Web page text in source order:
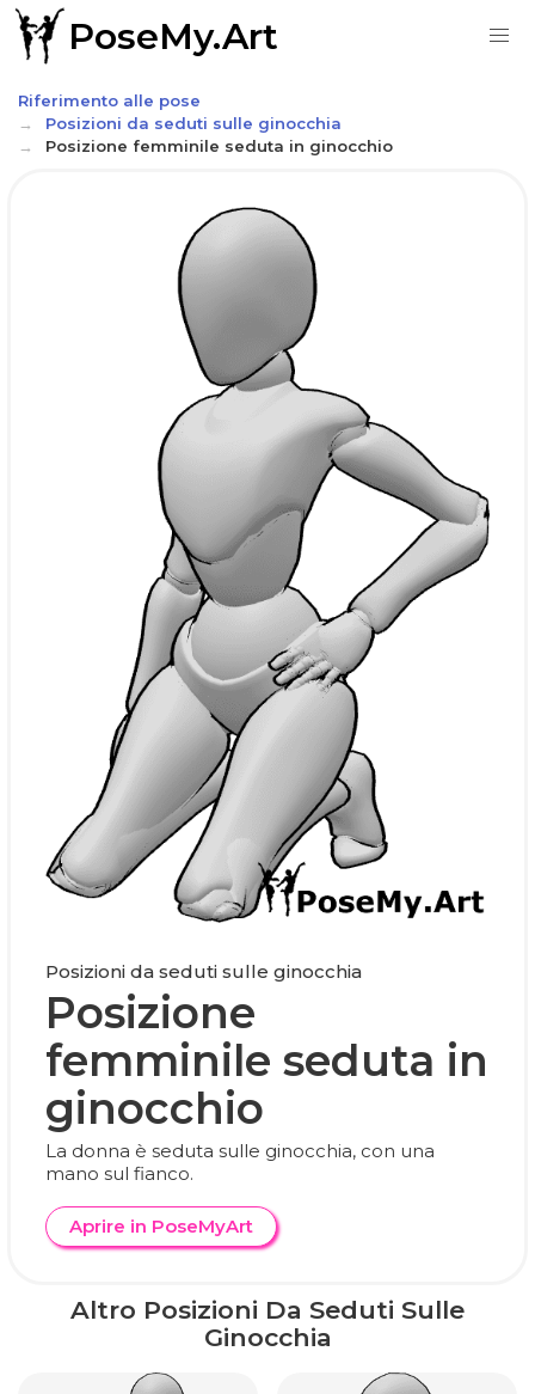
PoseMy.Art
Riferimento alle pose
Posizioni da seduti sulle ginocchia
Posizione femminile seduta in ginocchio
Posizioni da seduti sulle ginocchia
Posizione
femminile seduta in
ginocchio
La donna è seduta sulle ginocchia, con una
mano sul fianco.
Aprire in PoseMyArt
Altro Posizioni Da Seduti Sulle
Ginocchia